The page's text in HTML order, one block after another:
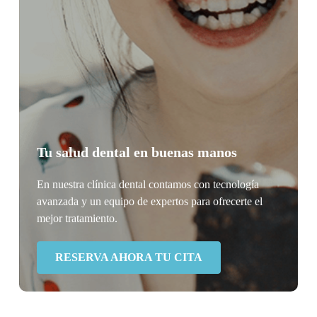
Tu salud dental en buenas manos
En nuestra clínica dental contamos con tecnología
avanzada y un equipo de expertos para ofrecerte el
mejor tratamiento.
RESERVA AHORA TU CITA